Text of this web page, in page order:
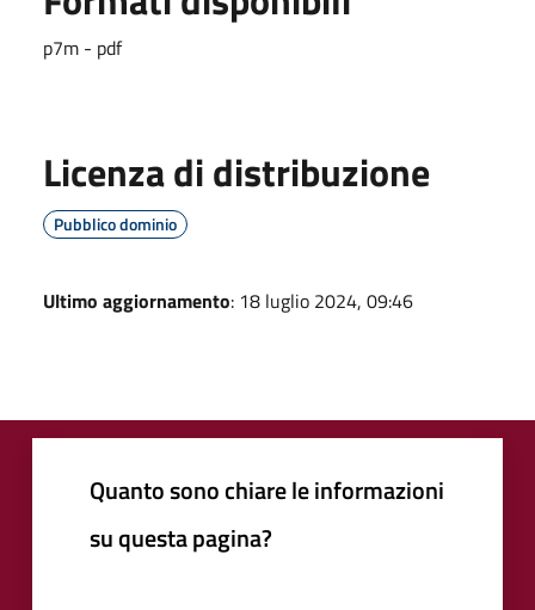
p7m - pdf
Licenza di distribuzione
Pubblico dominio
Ultimo aggiornamento: 18 luglio 2024, 09:46
Quanto sono chiare le informazioni
su questa pagina?